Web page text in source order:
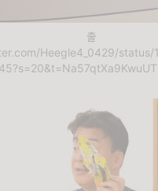
출
Heegle4_0429/